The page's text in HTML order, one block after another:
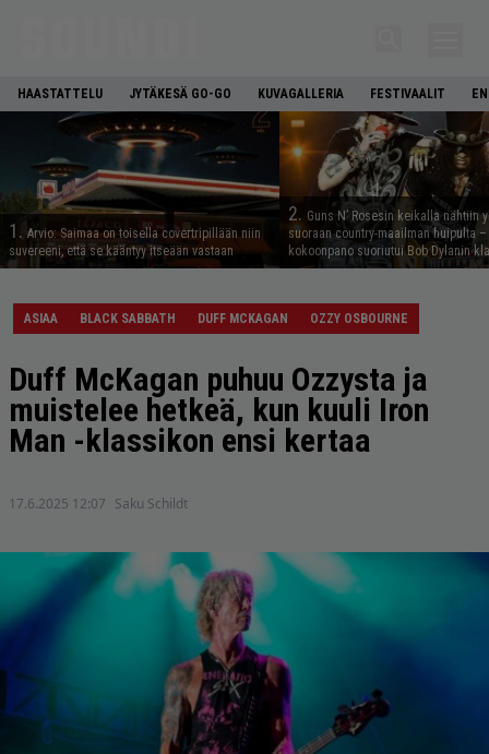
HAASTATTELU JYTÄKESÄ GO-GO KUVAGALLERIA FESTIVAALIT
1. Arvio: Saimaa on toisella covertripillään niin
suvereeni, että se kääntyy itseään vastaan
2. Guns N’ Rosesin keikalla nähtiin
suoraan country-maailman huipulta
kokoonpano suoriutui Bob Dylanin
ASIAA BLACK SABBATH DUFF MCKAGAN OZZY OSBOURNE
Duff McKagan puhuu Ozzysta ja
muistelee hetkeä, kun kuuli Iron
Man -klassikon ensi kertaa
17.6.2025 12:07 Saku Schildt